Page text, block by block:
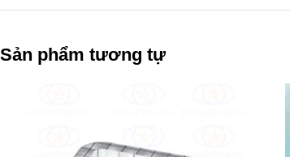
Sản phẩm tương tự